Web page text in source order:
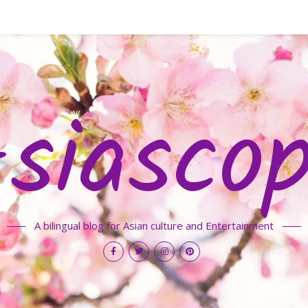
A bilingual blog for Asian culture and Entertainment